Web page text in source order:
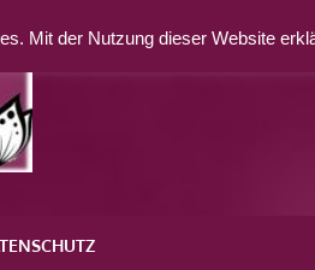
Mit der Nutzung dieser Website